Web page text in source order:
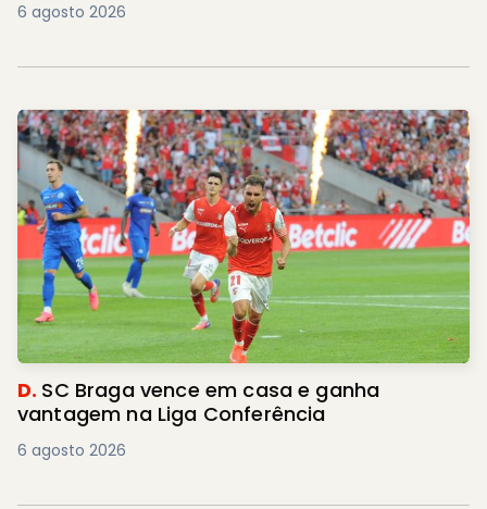
6 agosto 2026
D. SC Braga vence em casa e ganha
vantagem na Liga Conferência
6 agosto 2026